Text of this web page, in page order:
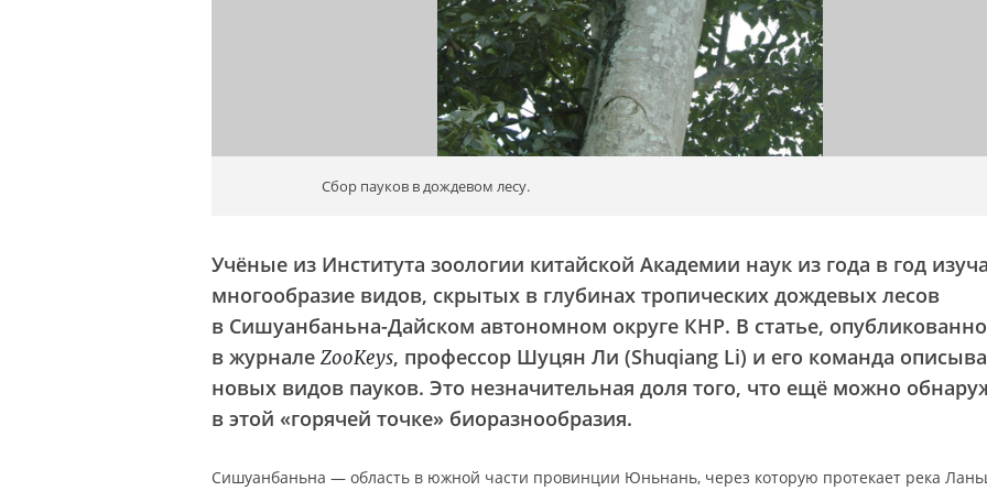
Сбор пауков в дождевом лесу.
Учёные из Института зоологии китайской Академии наук из года в год
многообразие видов, скрытых в глубинах тропических дождевых лесов
в Сишуанбаньна-Дайском автономном округе КНР. В статье,
в журнале ZooKeys, профессор Шуцян Ли (Shuqiang Li) и его команда
новых видов пауков. Это незначительная доля того, что ещё можно
в этой «горячей точке» биоразнообразия.
Сишуанбаньна — область в южной части провинции Юньнань, через которую протекает река